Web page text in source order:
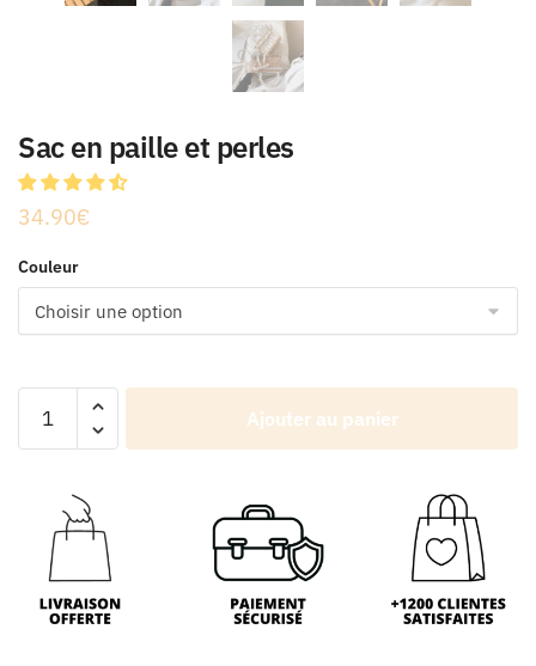
Sac en paille et perles
34.90€
Couleur
Ajouter au panier